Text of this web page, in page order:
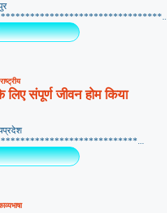
राष्ट्रीय
के लिए संपूर्ण जीवन होम किया